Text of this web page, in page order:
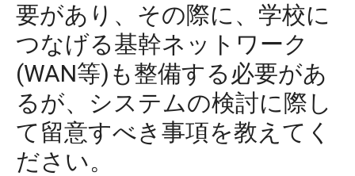
要があり、その際に、学校に
つなげる基幹ネットワーク
(WAN等)も整備する必要があ
るが、システムの検討に際し
て留意すべき事項を教えてく
ださい。